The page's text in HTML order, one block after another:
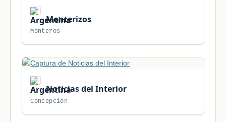
Monterizos
Monteros
Noticias del Interior
Concepción